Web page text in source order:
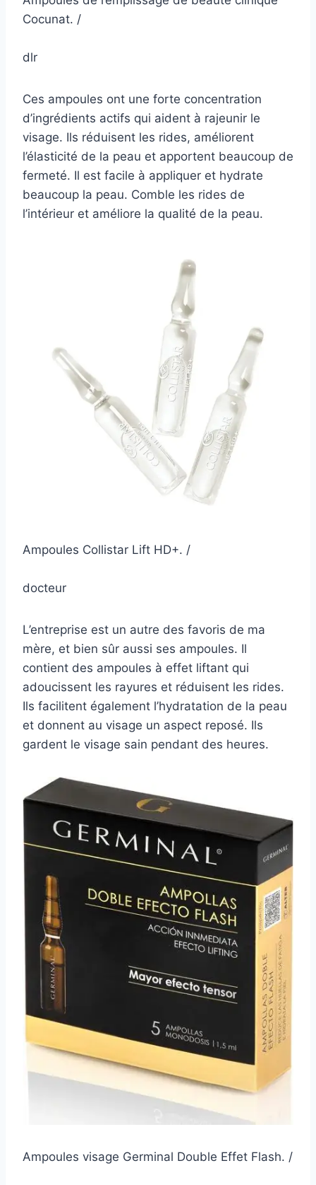
Cocunat. /
dlr
Ces ampoules ont une forte concentration
d’ingrédients actifs qui aident à rajeunir le
visage. Ils réduisent les rides, améliorent
l’élasticité de la peau et apportent beaucoup de
fermeté. Il est facile à appliquer et hydrate
beaucoup la peau. Comble les rides de
l’intérieur et améliore la qualité de la peau.
Ampoules Collistar Lift HD+. /
docteur
L’entreprise est un autre des favoris de ma
mère, et bien sûr aussi ses ampoules. Il
contient des ampoules à effet liftant qui
adoucissent les rayures et réduisent les rides.
Ils facilitent également l’hydratation de la peau
et donnent au visage un aspect reposé. Ils
gardent le visage sain pendant des heures.
Ampoules visage Germinal Double Effet Flash. /